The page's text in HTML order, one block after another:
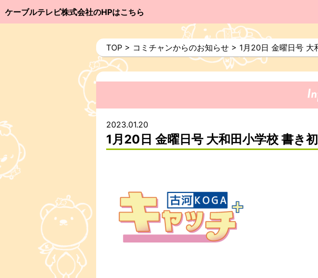
ケーブルテレビ株式会社のHPはこちら
TOP > コミチャンからのお知らせ > 1月20日 金曜日号 大
2023.01.20
1月20日 金曜日号 大和田小学校 書き